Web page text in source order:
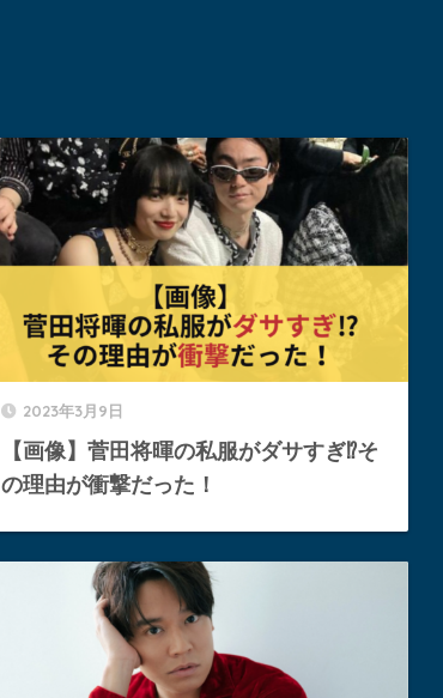
2023年3月9日
【画像】菅田将暉の私服がダサすぎ⁉︎そ
の理由が衝撃だった！